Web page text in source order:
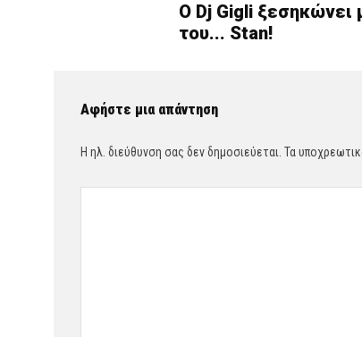
Ο Dj Gigli ξεσηκώνει
του... Stan!
Αφήστε μια απάντηση
Η ηλ. διεύθυνση σας δεν δημοσιεύεται. Τα